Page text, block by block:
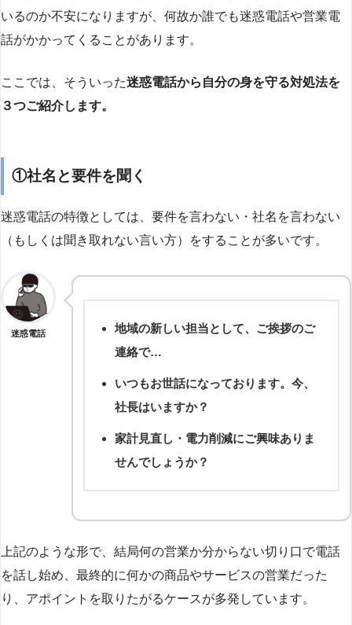
いるのか不安になりますが、何故か誰でも迷惑電話や営業電
話がかかってくることがあります。
ここでは、そういった迷惑電話から自分の身を守る対処法を
３つご紹介します。
①社名と要件を聞く
迷惑電話の特徴としては、要件を言わない・社名を言わない
（もしくは聞き取れない言い方）をすることが多いです。
迷惑電話
地域の新しい担当として、ご挨拶のご
連絡で…
いつもお世話になっております。今、
社長はいますか？
家計見直し・電力削減にご興味ありま
せんでしょうか？
上記のような形で、結局何の営業か分からない切り口で電話
を話し始め、最終的に何かの商品やサービスの営業だった
り、アポイントを取りたがるケースが多発しています。